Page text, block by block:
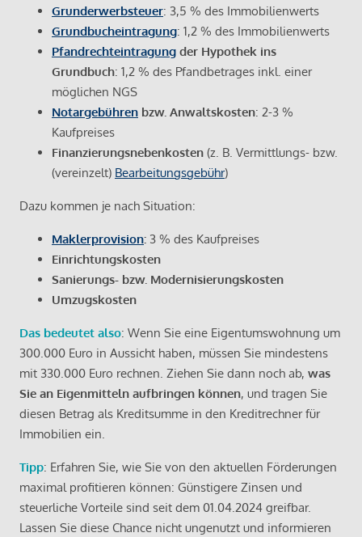
Grunderwerbsteuer: 3,5 % des Immobilienwerts
Grundbucheintragung: 1,2 % des Immobilienwerts
Pfandrechteintragung der Hypothek ins
Grundbuch: 1,2 % des Pfandbetrages inkl. einer
möglichen NGS
Notargebühren bzw. Anwaltskosten: 2-3 %
Kaufpreises
Finanzierungsnebenkosten (z. B. Vermittlungs- bzw.
(vereinzelt) Bearbeitungsgebühr)
Dazu kommen je nach Situation:
Maklerprovision: 3 % des Kaufpreises
Einrichtungskosten
Sanierungs- bzw. Modernisierungskosten
Umzugskosten
Das bedeutet also: Wenn Sie eine Eigentumswohnung um
300.000 Euro in Aussicht haben, müssen Sie mindestens
mit 330.000 Euro rechnen. Ziehen Sie dann noch ab, was
Sie an Eigenmitteln aufbringen können, und tragen Sie
diesen Betrag als Kreditsumme in den Kreditrechner für
Immobilien ein.
Tipp: Erfahren Sie, wie Sie von den aktuellen Förderungen
maximal profitieren können: Günstigere Zinsen und
steuerliche Vorteile sind seit dem 01.04.2024 greifbar.
Lassen Sie diese Chance nicht ungenutzt und informieren